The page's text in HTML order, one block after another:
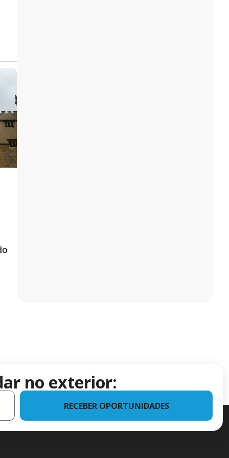
no exterior:
RECEBER OPORTUNIDADES